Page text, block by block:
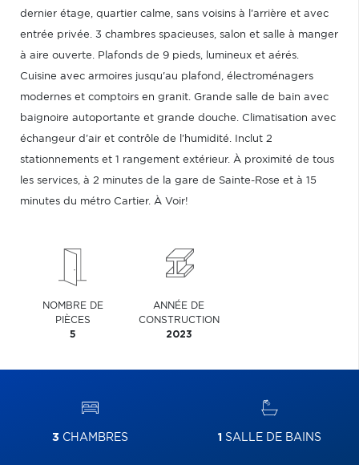
dernier étage, quartier calme, sans voisins à l'arrière et avec
entrée privée. 3 chambres spacieuses, salon et salle à manger
à aire ouverte. Plafonds de 9 pieds, lumineux et aérés.
Cuisine avec armoires jusqu'au plafond, électroménagers
modernes et comptoirs en granit. Grande salle de bain avec
baignoire autoportante et grande douche. Climatisation avec
échangeur d'air et contrôle de l'humidité. Inclut 2
stationnements et 1 rangement extérieur. À proximité de tous
les services, à 2 minutes de la gare de Sainte-Rose et à 15
minutes du métro Cartier. À Voir!
NOMBRE DE
PIÈCES
5
ANNÉE DE
CONSTRUCTION
2023
3 CHAMBRES 1 SALLE DE BAINS